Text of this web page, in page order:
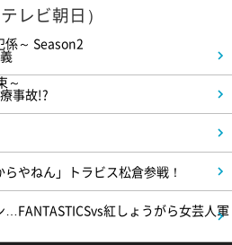
レビ朝日）
係～ Season2
～
事故!?
やねん」トラビス松倉参戦！
紅しょうがら女芸人軍